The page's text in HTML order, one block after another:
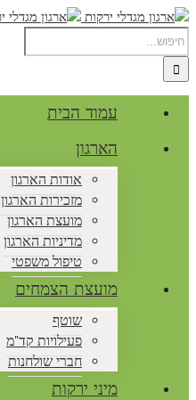
עמוד הבית
הארגון
אודות הארגון
מזכירות הארגון
מועצת הארגון
מדיניות הארגון
טיפול משפטי
מועצת הצמחים
שוטף
פעילויות קד"מ
חברי שולחנות
מיני ירקות